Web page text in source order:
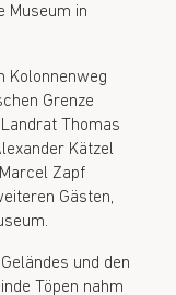
Museum in
Kolonnenweg
Grenze
Thomas
Kätzel
Zapf
Gästen,
und den
Töpen nahm